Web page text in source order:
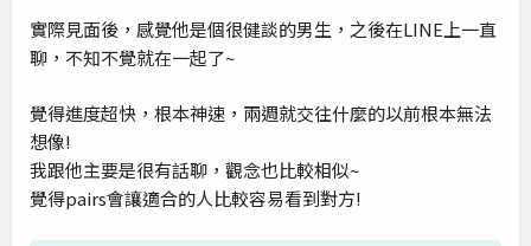
實際見面後，感覺他是個很健談的男生，之後在LINE上一直
聊，不知不覺就在一起了~
覺得進度超快，根本神速，兩週就交往什麼的以前根本無法
想像!
我跟他主要是很有話聊，觀念也比較相似~
覺得pairs會讓適合的人比較容易看到對方!